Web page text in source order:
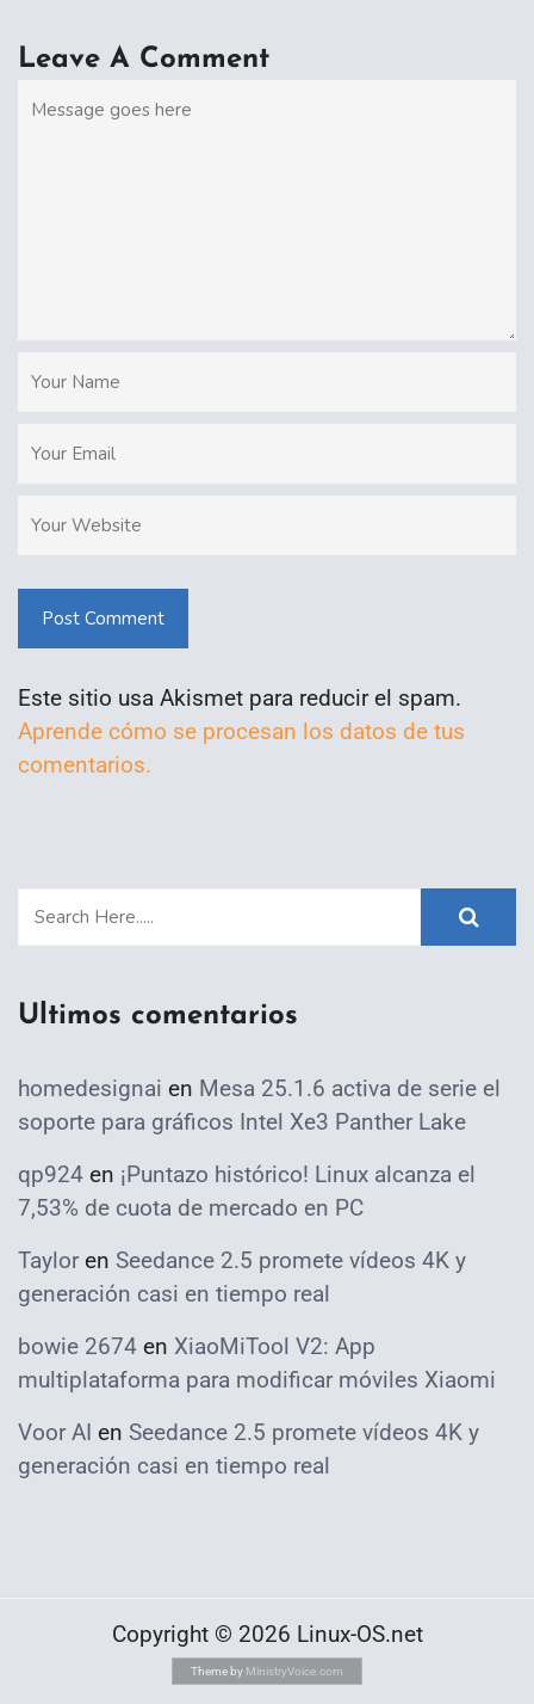
Leave A Comment
Post Comment
Este sitio usa Akismet para reducir el spam.
Aprende cómo se procesan los datos de tus
comentarios.
Ultimos comentarios
homedesignai en Mesa 25.1.6 activa de serie el
soporte para gráficos Intel Xe3 Panther Lake
qp924 en ¡Puntazo histórico! Linux alcanza el
7,53% de cuota de mercado en PC
Taylor en Seedance 2.5 promete vídeos 4K y
generación casi en tiempo real
bowie 2674 en XiaoMiTool V2: App
multiplataforma para modificar móviles Xiaomi
Voor AI en Seedance 2.5 promete vídeos 4K y
generación casi en tiempo real
Copyright © 2026 Linux-OS.net
Theme by MinistryVoice.com